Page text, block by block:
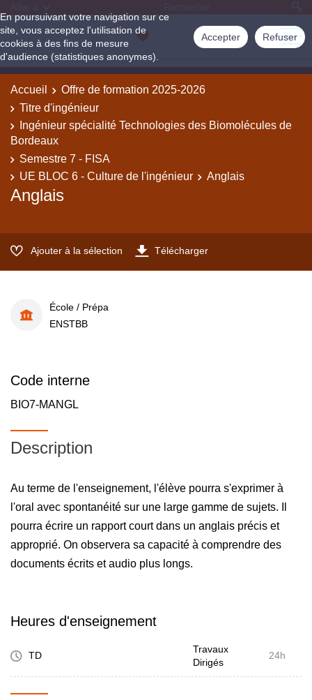
En poursuivant votre navigation sur ce
site, vous acceptez l'utilisation de
cookies à des fins de mesure
d'audience (statistiques anonymes).
Accepter Refuser
Aller à
Accueil
Offre de formation 2025-2026
Titre d'ingénieur
Ingénieur spécialité Technologies des Biomolécules de
Bordeaux
Semestre 7 - FISA
UE BLOC 6 - Culture de l'ingénieur
Anglais
Anglais
Ajouter à la sélection Télécharger
École / Prépa
ENSTBB
Code interne
BIO7-MANGL
Description
Au terme de l'enseignement, l'élève pourra s'exprimer à
l'oral avec spontanéité sur une large gamme de sujets. Il
pourra écrire un rapport court dans un anglais précis et
approprié. On observera sa capacité à comprendre des
documents écrits et audio plus longs.
Heures d'enseignement
TD
Travaux
Dirigés
24h